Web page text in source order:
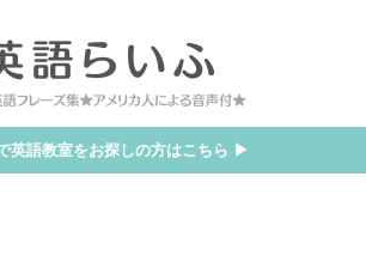
英語教室をお探しの方はこちら ▶